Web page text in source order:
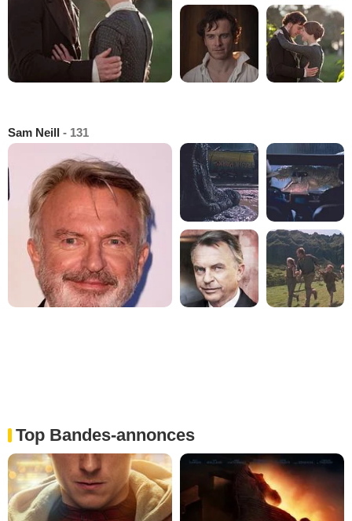
Sam Neill - 131
Top Bandes-annonces